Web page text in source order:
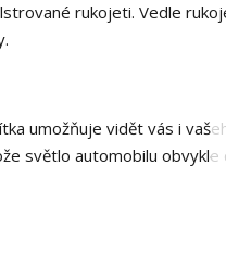
rukojeti. Vedle
umožňuje vidět vás i
světlo automobilu